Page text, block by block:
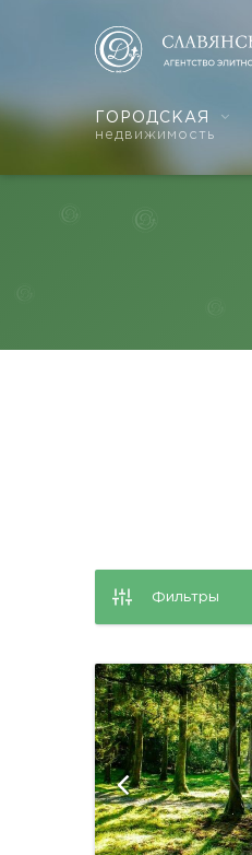
ГОРОДСКАЯ
недвижимость
Фильтры